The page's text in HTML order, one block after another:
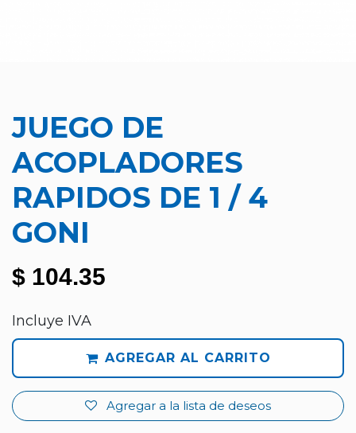
JUEGO DE
ACOPLADORES
RAPIDOS DE 1 / 4
GONI
$ 104.35
Incluye IVA
AGREGAR AL CARRITO
Agregar a la lista de deseos